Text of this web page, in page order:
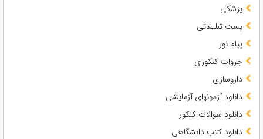
پزشکی
پست تبلیغاتی
پیام نور
جزوات کنکوری
داروسازی
دانلود آزمونهای آزمایشی
دانلود سوالات کنکور
دانلود کتب دانشگاهی